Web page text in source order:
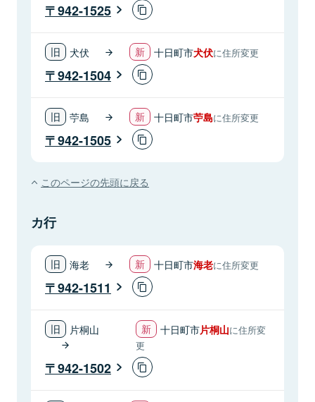
942-1525
犬伏 十日町市犬伏に住所変更
942-1504
苧島 十日町市苧島に住所変更
942-1505
このページの先頭に戻る
カ行
海老 十日町市海老に住所変更
942-1511
片桐山 十日町市片桐山に住所変
更
942-1502